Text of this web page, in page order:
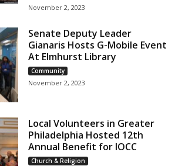
November 2, 2023
Senate Deputy Leader
Gianaris Hosts G-Mobile Event
At Elmhurst Library
Community
November 2, 2023
Local Volunteers in Greater
Philadelphia Hosted 12th
Annual Benefit for IOCC
Church & Religion